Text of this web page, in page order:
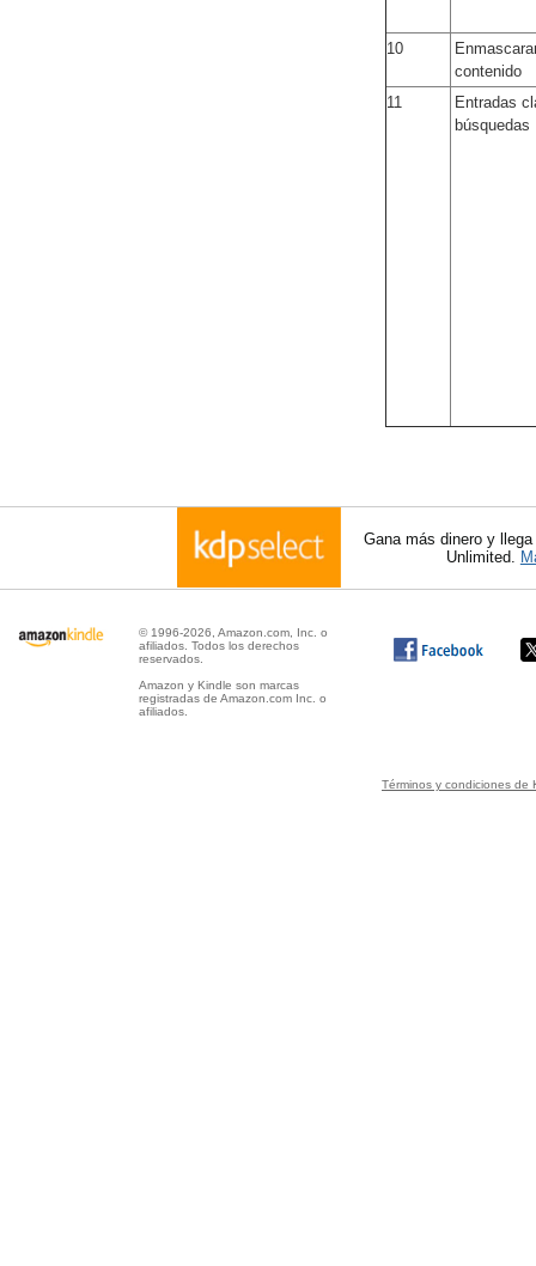
10
contenido
11
Entradas
búsquedas
Gana más dinero y
Unlimited.
© 1996-2026, Amazon.com, Inc. o
afiliados. Todos los derechos
reservados.
Amazon y Kindle son marcas
registradas de Amazon.com Inc. o
afiliados.
Términos y condiciones de